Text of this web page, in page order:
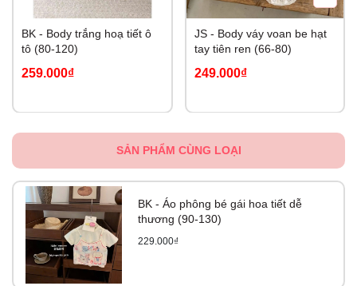
BK - Body trắng hoạ tiết ô
tô (80-120)
259.000₫
JS - Body váy voan be hạt
tay tiên ren (66-80)
249.000₫
SẢN PHẨM CÙNG LOẠI
BK - Áo phông bé gái hoa tiết dễ
thương (90-130)
229.000₫